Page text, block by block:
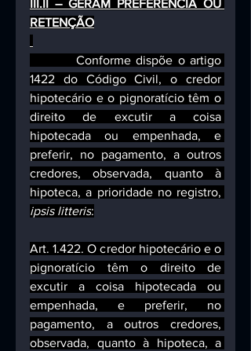
III.II – GERAM PREFERÊNCIA OU
RETENÇÃO
1422 do Código Civil, o credor
hipotecário e o pignoratício têm o
direito de excutir a coisa
hipotecada ou empenhada, e
preferir, no pagamento, a outros
credores, observada, quanto à
ipsis litteris:
Art. 1.422. O credor hipotecário e o
pignoratício têm o direito de
excutir a coisa hipotecada ou
empenhada, e preferir, no
pagamento, a outros credores,
observada, quanto à hipoteca, a